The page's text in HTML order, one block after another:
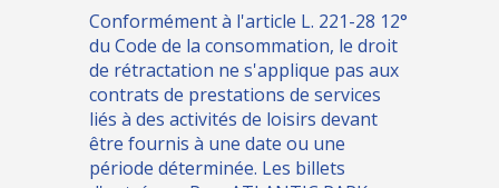
Conformément à l'article L. 221-28 12°
du Code de la consommation, le droit
de rétractation ne s'applique pas aux
contrats de prestations de services
liés à des activités de loisirs devant
être fournis à une date ou une
période déterminée. Les billets